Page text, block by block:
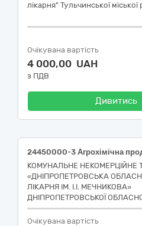
лікарня" Тульчинської міської
Очікувана вартість
4 000,00 UAH
з ПДВ
Дивитись
КОМУНАЛЬНЕ НЕКОМЕРЦІЙНЕ
«ДНІПРОПЕТРОВСЬКА
ЛІКАРНЯ ІМ. І.І. МЕЧНИКОВА»
ДНІПРОПЕТРОВСЬКОЇ
Очікувана вартість